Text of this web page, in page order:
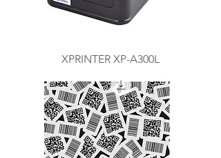
XPRINTER XP-A300L